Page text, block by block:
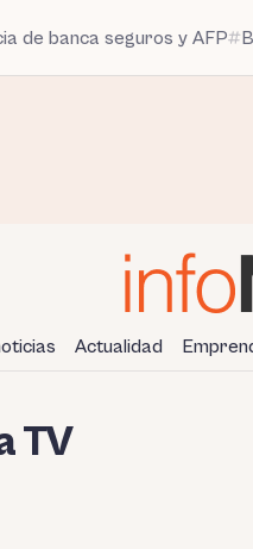
de banca seguros y AFP
Actualidad
TV